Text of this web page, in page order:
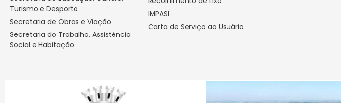
Turismo e Desporto
Secretaria de Obras e Viação
Secretaria do Trabalho, Assistência
Social e Habitação
IMPASI
Carta de Serviço ao Usuário